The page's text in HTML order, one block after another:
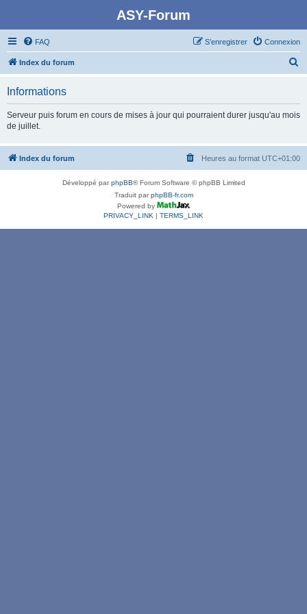
ASY-Forum
FAQ Connexion
S’enregistrer
Index du forum
c
Informations
Serveur puis forum en cours de mises à jour qui pourraient durer jusqu'au mois
de juillet.
Index du forum Heures au format UTC+01:00
Développé parphpBB® Forum Software © phpBB Limited
Traduit parphpBB-fr.com
Powered by
PRIVACY_LINK | TERMS_LINK